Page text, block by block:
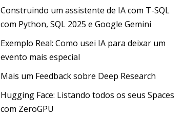
Construindo um assistente de IA com T-SQL
com Python, SQL 2025 e Google Gemini
Exemplo Real: Como usei IA para deixar um
evento mais especial
Mais um Feedback sobre Deep Research
Hugging Face: Listando todos os seus Spaces
com ZeroGPU